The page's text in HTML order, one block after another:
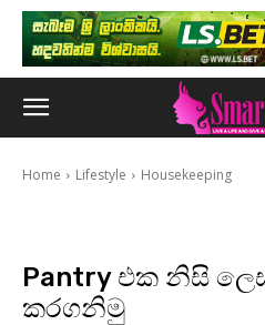
Home Lifestyle Housekeeping
Pantry එක නිසි
කරගනිමු